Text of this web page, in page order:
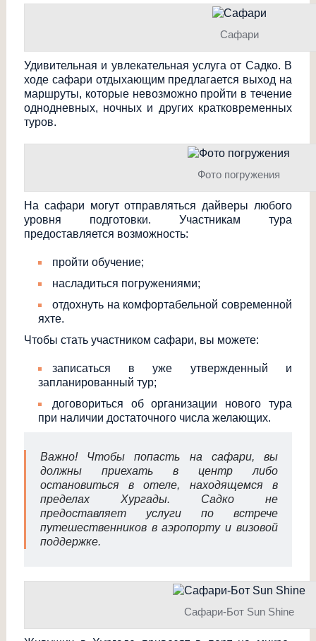
Сафари
Удивительная и увлекательная услуга от Садко. В
ходе сафари отдыхающим предлагается выход на
маршруты, которые невозможно пройти в течение
однодневных, ночных и других кратковременных
туров.
Фото погружения
На сафари могут отправляться дайверы любого
уровня подготовки. Участникам тура
предоставляется возможность:
пройти обучение;
насладиться погружениями;
отдохнуть на комфортабельной современной
яхте.
Чтобы стать участником сафари, вы можете:
записаться в уже утвержденный и
запланированный тур;
договориться об организации нового тура
при наличии достаточного числа желающих.
Важно! Чтобы попасть на сафари, вы
должны приехать в центр либо
остановиться в отеле, находящемся в
пределах Хургады. Садко не
предоставляет услуги по встрече
путешественников в аэропорту и визовой
поддержке.
Сафари-Бот Sun Shine